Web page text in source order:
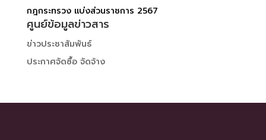
กฎกระทรวง แบ่งส่วนราชการ 2567
ศูนย์ข้อมูลข่าวสาร
ข่าวประชาสัมพันธ์
ประกาศจัดซื้อ จัดจ้าง